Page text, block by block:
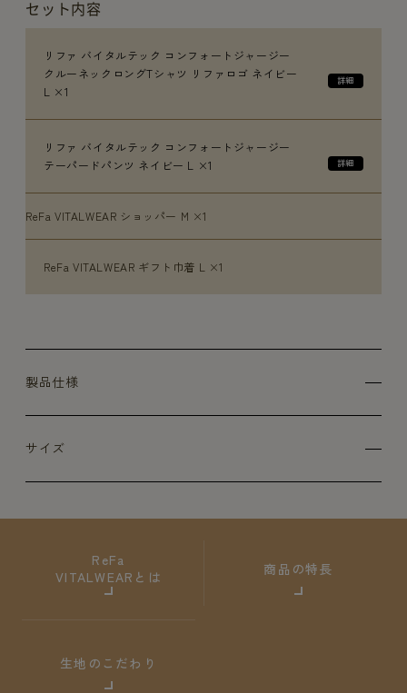
セット内容
リファ バイタルテック コンフォートジャージー
クルーネックロングTシャツ リファロゴ ネイビー
L ×1
リファ バイタルテック コンフォートジャージー
テーパードパンツ ネイビー L ×1
ReFa VITALWEAR ショッパー M ×1
ReFa VITALWEAR ギフト巾着 L ×1
製品仕様
サイズ
ReFa
VITALWEARとは
商品の特長
生地のこだわり